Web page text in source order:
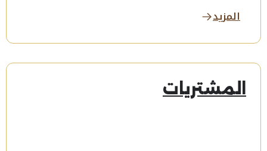
المزيد
المشتريات